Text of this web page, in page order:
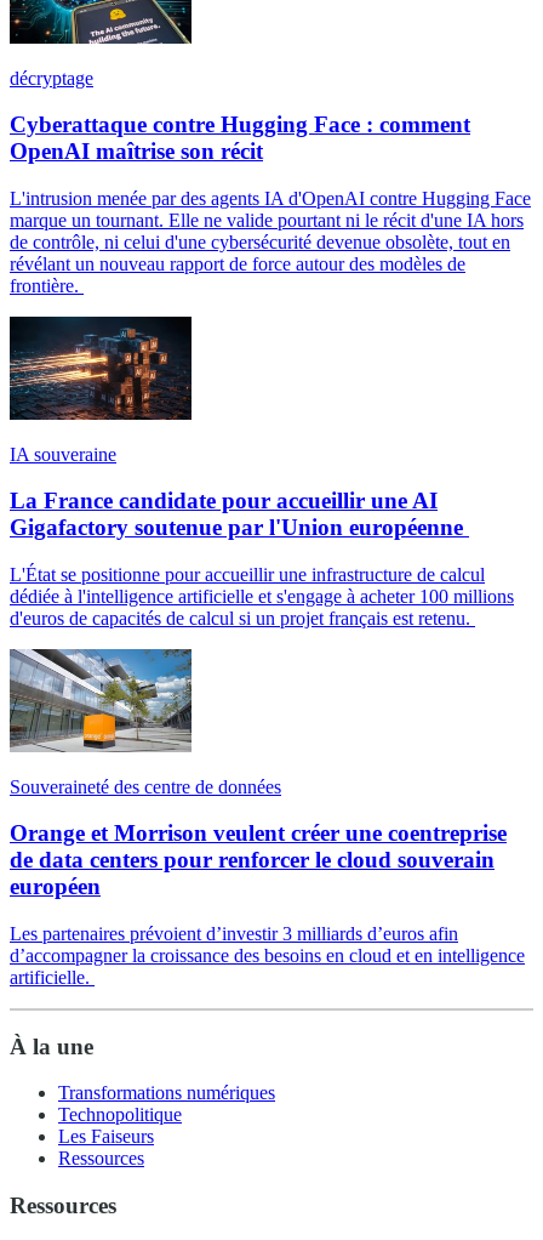
décryptage
Cyberattaque contre Hugging Face : comment
OpenAI maîtrise son récit
L'intrusion menée par des agents IA d'OpenAI contre Hugging Face
marque un tournant. Elle ne valide pourtant ni le récit d'une IA hors
de contrôle, ni celui d'une cybersécurité devenue obsolète, tout en
révélant un nouveau rapport de force autour des modèles de
frontière.
IA souveraine
La France candidate pour accueillir une AI
Gigafactory soutenue par l'Union européenne
L'État se positionne pour accueillir une infrastructure de calcul
dédiée à l'intelligence artificielle et s'engage à acheter 100 millions
d'euros de capacités de calcul si un projet français est retenu.
Souveraineté des centre de données
Orange et Morrison veulent créer une coentreprise
de data centers pour renforcer le cloud souverain
européen
Les partenaires prévoient d’investir 3 milliards d’euros afin
d’accompagner la croissance des besoins en cloud et en intelligence
artificielle.
À la une
Transformations numériques
Technopolitique
Les Faiseurs
Ressources
Ressources